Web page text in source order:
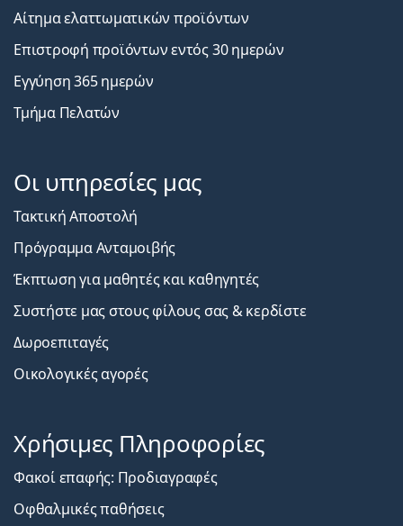
Αίτημα ελαττωματικών προϊόντων
Επιστροφή προϊόντων εντός 30 ημερών
Εγγύηση 365 ημερών
Τμήμα Πελατών
Οι υπηρεσίες μας
Τακτική Αποστολή
Πρόγραμμα Ανταμοιβής
Έκπτωση για μαθητές και καθηγητές
Συστήστε μας στους φίλους σας & κερδίστε
Δωροεπιταγές
Οικολογικές αγορές
Χρήσιμες Πληροφορίες
Φακοί επαφής: Προδιαγραφές
Οφθαλμικές παθήσεις